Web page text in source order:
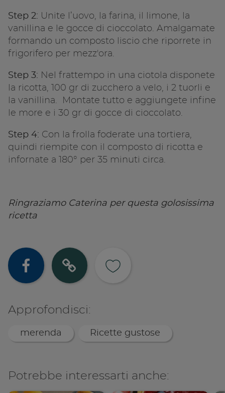
Step 2: Unite l’uovo, la farina, il limone, la
vanillina e le gocce di cioccolato. Amalgamate
formando un composto liscio che riporrete in
frigorifero per mezz'ora.
Step 3: Nel frattempo in una ciotola disponete
la ricotta, 100 gr di zucchero a velo, i 2 tuorli e
la vanillina. Montate tutto e aggiungete infine
le more e i 30 gr di gocce di cioccolato.
Step 4: Con la frolla foderate una tortiera,
quindi riempite con il composto di ricotta e
infornate a 180° per 35 minuti circa.
Ringraziamo Caterina per questa golosissima
ricetta
Condividi
Copia
Approfondisci:
merenda Ricette gustose
Potrebbe interessarti anche: